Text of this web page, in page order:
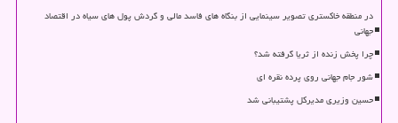
در منطقه خاکستری تصویر سینمایی از بنگاه های فاسد مالی و گردش پول های سیاه در اقتصاد
جهانی
چرا پخش زنده از ثریا گرفته شد؟
شور جام جهانی روی پرده نقره ای
حسین وزیری مدیرکل پشتیبانی شد